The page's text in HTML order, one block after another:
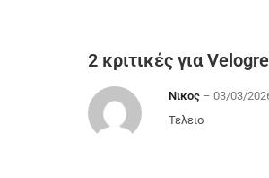
2 κριτικές για
Νικος – 03/03/
Τελειο